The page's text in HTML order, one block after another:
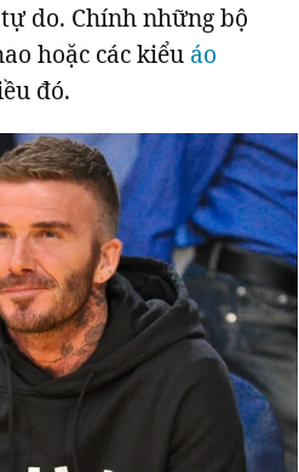
do. Chính những bộ
hoặc các kiểu áo
đó.